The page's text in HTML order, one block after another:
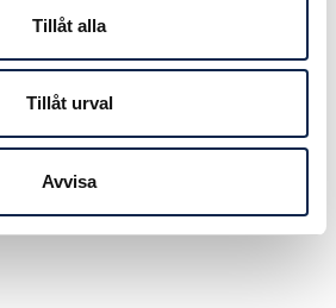
Tillåt alla
Tillåt urval
Avvisa
Nu är det
fatta ett politiskt
förbundsdirektör.
2012-10-09